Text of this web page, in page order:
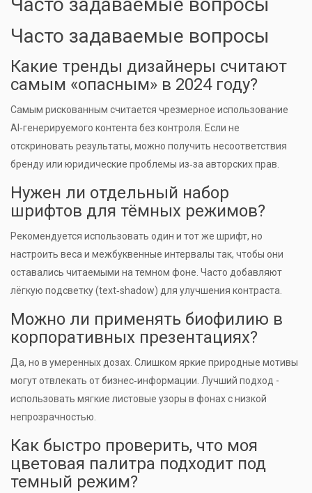
Часто задаваемые вопросы
Часто задаваемые вопросы
Какие тренды дизайнеры считают
самым «опасным» в 2024 году?
Самым рискованным считается чрезмерное использование
AI‑генерируемого контента без контроля. Если не
отскриновать результаты, можно получить несоответствия
бренду или юридические проблемы из‑за авторских прав.
Нужен ли отдельный набор
шрифтов для тёмных режимов?
Рекомендуется использовать один и тот же шрифт, но
настроить веса и межбуквенные интервалы так, чтобы они
оставались читаемыми на темном фоне. Часто добавляют
лёгкую подсветку (text‑shadow) для улучшения контраста.
Можно ли применять биофилию в
корпоративных презентациях?
Да, но в умеренных дозах. Слишком яркие природные мотивы
могут отвлекать от бизнес‑информации. Лучший подход -
использовать мягкие листовые узоры в фонах с низкой
непрозрачностью.
Как быстро проверить, что моя
цветовая палитра подходит под
темный режим?